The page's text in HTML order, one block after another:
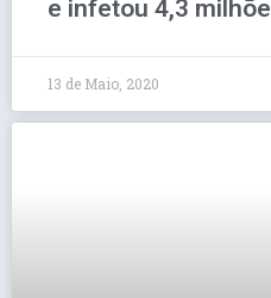
e infetou 4,3
13 de Maio, 2020